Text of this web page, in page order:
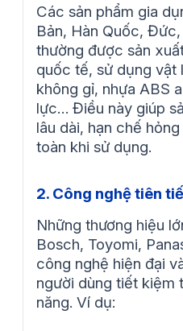
Các sản phẩm gia
Bản, Hàn Quốc,
thường được sản
quốc tế, sử dụng vật
không gỉ, nhựa ABS
lực… Điều này giúp
lâu dài, hạn chế
toàn khi sử dụng.
2. Công nghệ tiên
Những thương hiệu
Bosch, Toyomi,
công nghệ hiện đại
người dùng tiết kiệm
năng. Ví dụ: